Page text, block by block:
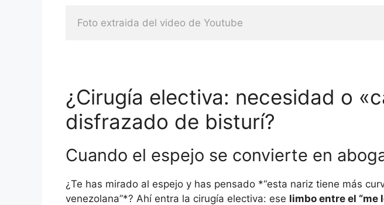
Foto extraida del video de Youtube
¿Cirugía electiva: necesidad o
disfrazado de bisturí?
Cuando el espejo se convierte en
¿Te has mirado al espejo y has pensado *“esta nariz tiene más
venezolana”*? Ahí entra la cirugía electiva: ese limbo entre el “me